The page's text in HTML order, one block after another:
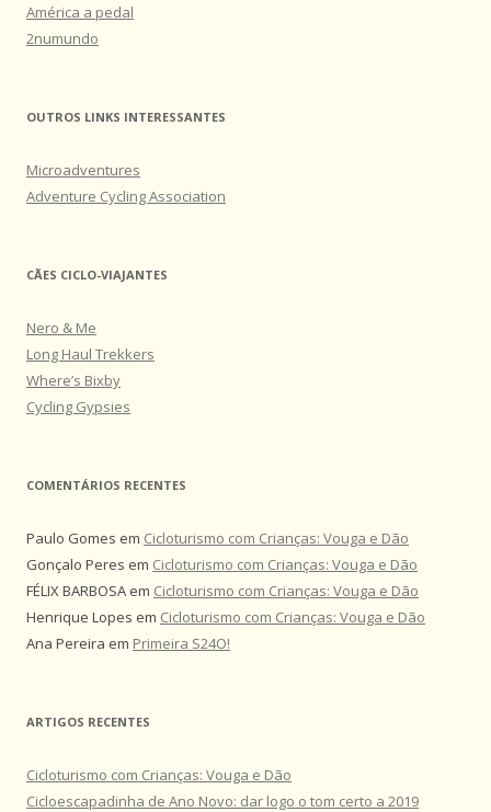
América a pedal
2numundo
OUTROS LINKS INTERESSANTES
Microadventures
Adventure Cycling Association
CÃES CICLO-VIAJANTES
Nero & Me
Long Haul Trekkers
Where’s Bixby
Cycling Gypsies
COMENTÁRIOS RECENTES
Paulo Gomes em Cicloturismo com Crianças: Vouga e Dão
Gonçalo Peres em Cicloturismo com Crianças: Vouga e Dão
FÉLIX BARBOSA em Cicloturismo com Crianças: Vouga e Dão
Henrique Lopes em Cicloturismo com Crianças: Vouga e Dão
Ana Pereira em Primeira S24O!
ARTIGOS RECENTES
Cicloturismo com Crianças: Vouga e Dão
Cicloescapadinha de Ano Novo: dar logo o tom certo a 2019